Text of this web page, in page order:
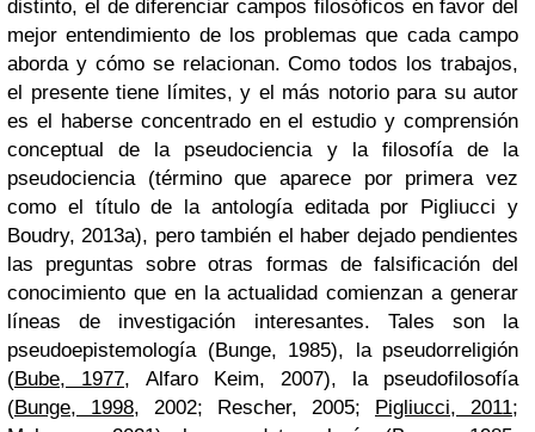
distinto, el de diferenciar campos filosóficos en favor del
mejor entendimiento de los problemas que cada campo
aborda y cómo se relacionan. Como todos los trabajos,
el presente tiene límites, y el más notorio para su autor
es el haberse concentrado en el estudio y comprensión
conceptual de la pseudociencia y la filosofía de la
pseudociencia (término que aparece por primera vez
como el título de la antología editada por Pigliucci y
Boudry, 2013a), pero también el haber dejado pendientes
las preguntas sobre otras formas de falsificación del
conocimiento que en la actualidad comienzan a generar
líneas de investigación interesantes. Tales son la
pseudoepistemología (Bunge, 1985), la pseudorreligión
(Bube, 1977, Alfaro Keim, 2007), la pseudofilosofía
(Bunge, 1998, 2002; Rescher, 2005; Pigliucci, 2011;